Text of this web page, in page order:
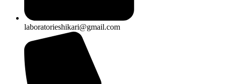
laboratorieshikari@gmail.com